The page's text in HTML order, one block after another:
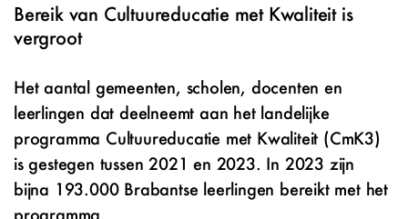
Bereik van Cultuureducatie met Kwaliteit is
vergroot
Het aantal gemeenten, scholen, docenten en
leerlingen dat deelneemt aan het landelijke
programma Cultuureducatie met Kwaliteit (CmK3)
is gestegen tussen 2021 en 2023. In 2023 zijn
bijna 193.000 Brabantse leerlingen bereikt met het
programma.